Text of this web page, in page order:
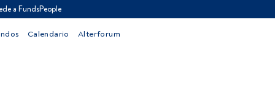
a FundsPeople
Calendario Alterforum